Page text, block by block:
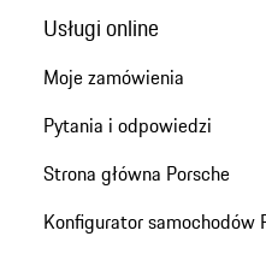
Usługi online
Moje zamówienia
Pytania i odpowiedzi
Strona główna Porsche
Konfigurator samochodów